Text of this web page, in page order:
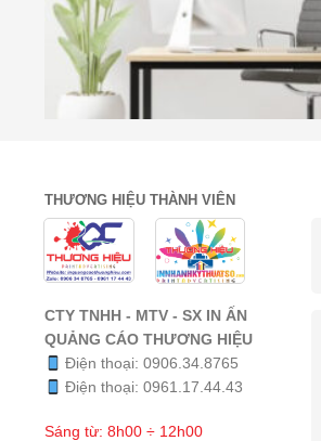
THƯƠNG HIỆU THÀNH VIÊN
CTY TNHH - MTV - SX IN ẤN
QUẢNG CÁO THƯƠNG HIỆU
Điện thoại:0906.34.8765
Điện thoại:0961.17.44.43
Sáng từ: 8h00 ÷ 12h00